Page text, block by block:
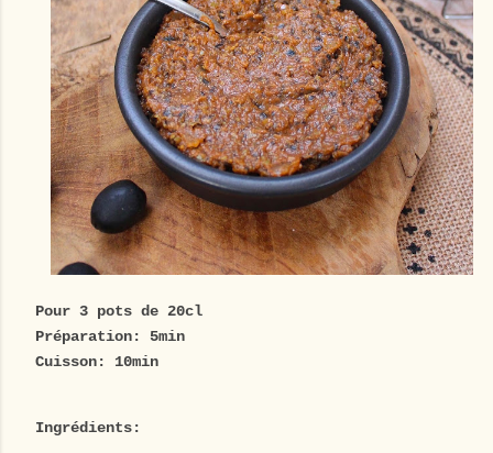
Pour 3 pots de 20cl
Préparation: 5min
Cuisson: 10min
Ingrédients: